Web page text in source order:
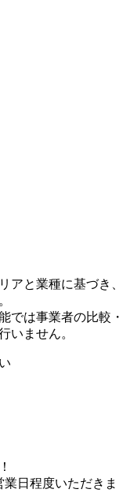
アと業種に基づき、
では事業者の比較・
いません。
日程度いただきま